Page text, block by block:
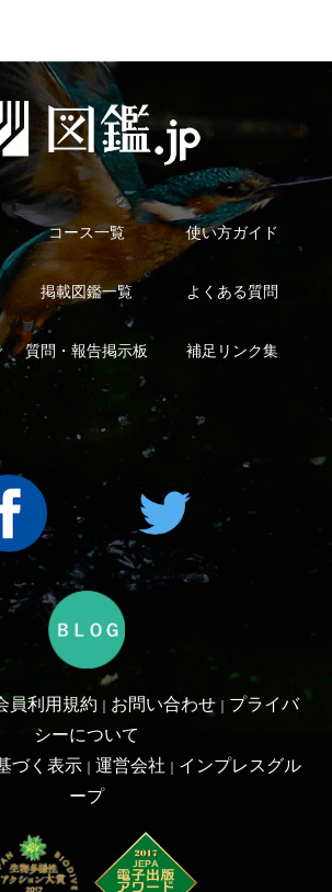
コース一覧
掲載図鑑一覧 よくある質問
質問・報告掲示板 補足リンク集
用規約 お問い合わせ ｜プライバ
シーについて
表示
運営会社｜インプレスグル
ープ
Yama-kei Publishers co.,Ltd.
Company. All rights reserved.